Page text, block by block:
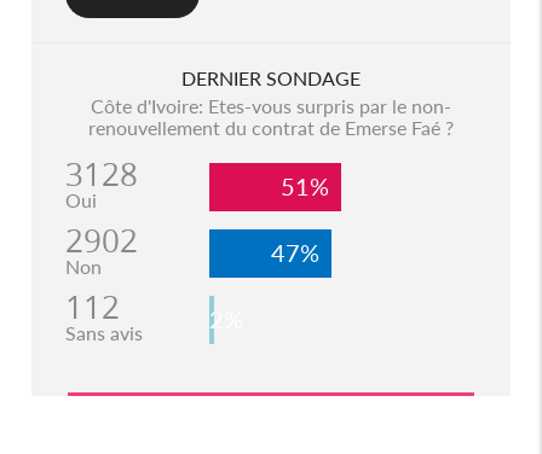
DERNIER SONDAGE
Côte d'Ivoire: Etes-vous surpris par le non-
renouvellement du contrat de Emerse Faé ?
3128
Oui 51%
2902
Non 47%
112
Sans avis 2%